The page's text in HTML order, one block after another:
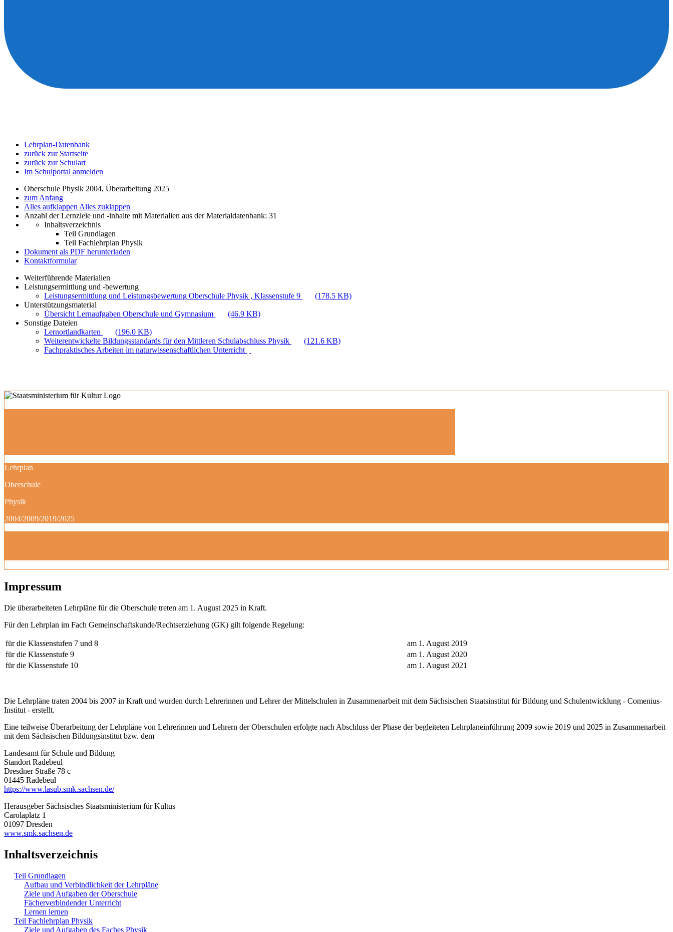
Lehrplan-Datenbank
zurück zur Startseite
zurück zur Schulart
Im Schulportal anmelden
Oberschule Physik 2004, Überarbeitung 2025
zum Anfang
Alles aufklappen Alles zuklappen
Anzahl der Lernziele und -inhalte mit Materialien aus der Materialdatenbank: 31
Inhaltsverzeichnis
Teil Grundlagen
Teil Fachlehrplan Physik
Dokument als PDF herunterladen
Kontaktformular
Weiterführende Materialien
Leistungsermittlung und -bewertung
Leistungsermittlung und Leistungsbewertung Oberschule Physik , Klassenstufe 9
(178.5 KB)
Unterstützungsmaterial
Übersicht Lernaufgaben Oberschule und Gymnasium
(46.9 KB)
Sonstige Dateien
Lernortlandkarten
(196.0 KB)
Weiterentwickelte Bildungsstandards für den Mittleren Schulabschluss Physik
(121.6 KB)
Fachpraktisches Arbeiten im naturwissenschaftlichen Unterricht
Lehrplan
Oberschule
Physik
2004/2009/2019/2025
Impressum
Die überarbeiteten Lehrpläne für die Oberschule treten am 1. August 2025 in Kraft.
Für den Lehrplan im Fach Gemeinschaftskunde/Rechtserziehung (GK) gilt folgende Regelung:
für die Klassenstufen 7 und 8
am 1. August 2019
für die Klassenstufe 9
am 1. August 2020
für die Klassenstufe 10
am 1. August 2021
Die Lehrpläne traten 2004 bis 2007 in Kraft und wurden durch Lehrerinnen und Lehrer der Mittelschulen in Zusammenarbeit mit dem Sächsischen Staatsinstitut für Bildung und Schulentwicklung - Comenius-
Institut - erstellt.
Eine teilweise Überarbeitung der Lehrpläne von Lehrerinnen und Lehrern der Oberschulen erfolgte nach Abschluss der Phase der begleiteten Lehrplaneinführung 2009 sowie 2019 und 2025 in Zusammenarbeit
mit dem Sächsischen Bildungsinstitut bzw. dem
Landesamt für Schule und Bildung
Standort Radebeul
Dresdner Straße 78 c
01445 Radebeul
https://www.lasub.smk.sachsen.de/
Herausgeber Sächsisches Staatsministerium für Kultus
Carolaplatz 1
01097 Dresden
www.smk.sachsen.de
Inhaltsverzeichnis
Teil Grundlagen
Aufbau und Verbindlichkeit der Lehrpläne
Ziele und Aufgaben der Oberschule
Fächerverbindender Unterricht
Lernen lernen
Teil Fachlehrplan Physik
Ziele und Aufgaben des Faches Physik